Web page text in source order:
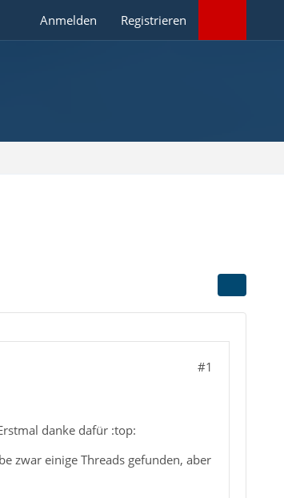
Anmelden Registrieren
#1
danke dafür :top:
zwar einige Threads gefunden, aber